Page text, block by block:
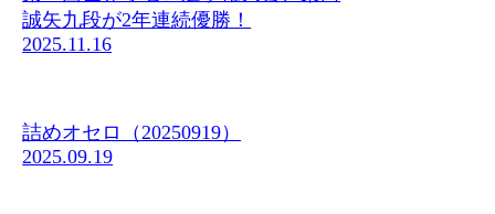
誠矢九段が2年連続優勝！
2025.11.16
詰めオセロ（20250919）
2025.09.19